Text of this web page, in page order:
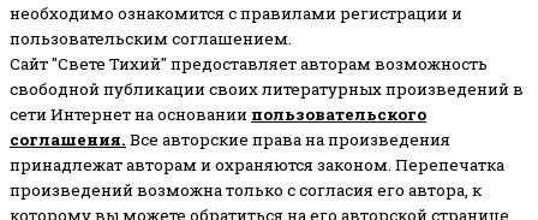
необходимо ознакомится с правилами регистрации и
пользовательским соглашением.
Сайт "Свете Тихий" предоставляет авторам возможность
свободной публикации своих литературных произведений в
сети Интернет на основании пользовательского
соглашения. Все авторские права на произведения
принадлежат авторам и охраняются законом. Перепечатка
произведений возможна только с согласия его автора, к
которому вы можете обратиться на его авторской странице.